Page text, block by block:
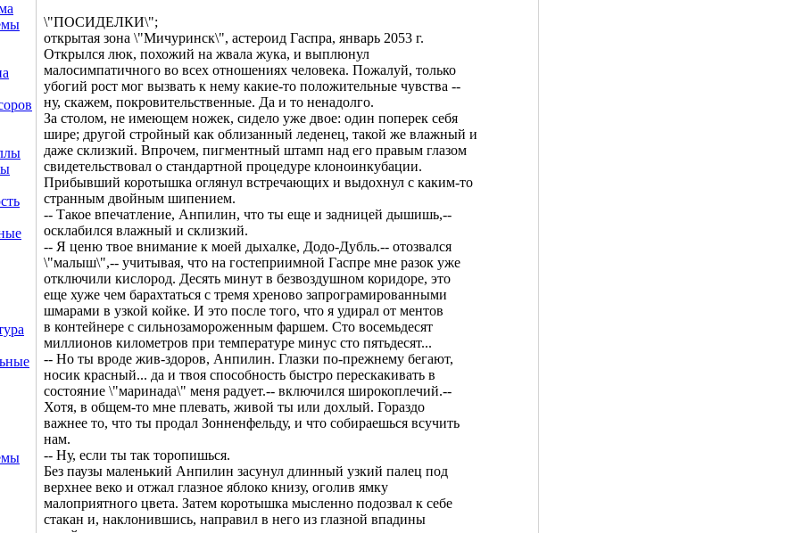
\"ПОСИДЕЛКИ\";
открытая зона \"Мичуринск\", астероид Гаспра, январь 2053 г.
Открылся люк, похожий на жвала жука, и выплюнул
малосимпатичного во всех отношениях человека. Пожалуй, только
убогий рост мог вызвать к нему какие-то положительные чувства --
ну, скажем, покровительственные. Да и то ненадолго.
За столом, не имеющем ножек, сидело уже двое: один поперек себя
шире; другой стройный как облизанный леденец, такой же влажный и
даже склизкий. Впрочем, пигментный штамп над его правым глазом
свидетельствовал о стандартной процедуре клоноинкубации.
Прибывший коротышка оглянул встречающих и выдохнул с каким-то
странным двойным шипением.
-- Такое впечатление, Анпилин, что ты еще и задницей дышишь,--
осклабился влажный и склизкий.
-- Я ценю твое внимание к моей дыхалке, Додо-Дубль.-- отозвался
\"малыш\",-- учитывая, что на гостеприимной Гаспре мне разок уже
отключили кислород. Десять минут в безвоздушном коридоре, это
еще хуже чем барахтаться с тремя хреново запрограмированными
шмарами в узкой койке. И это после того, что я удирал от ментов
в контейнере с сильнозамороженным фаршем. Сто восемьдесят
миллионов километров при температуре минус сто пятьдесят...
-- Но ты вроде жив-здоров, Анпилин. Глазки по-прежнему бегают,
носик красный... да и твоя способность быстро перескакивать в
состояние \"маринада\" меня радует.-- включился широкоплечий.--
Хотя, в общем-то мне плевать, живой ты или дохлый. Гораздо
важнее то, что ты продал Зонненфельду, и что собираешься всучить
нам.
-- Ну, если ты так торопишься.
Без паузы маленький Анпилин засунул длинный узкий палец под
верхнее веко и отжал глазное яблоко книзу, оголив ямку
малоприятного цвета. Затем коротышка мысленно подозвал к себе
стакан и, наклонившись, направил в него из глазной впадины